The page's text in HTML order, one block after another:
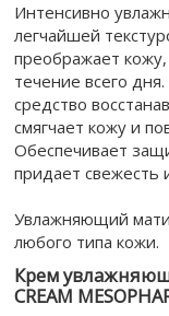
Интенсивно
легчайшей
преображает
течение всего
средство
смягчает кожу и
Обеспечивает
придает свежесть
Увлажняющий
любого типа кожи.
Крем
CREAM